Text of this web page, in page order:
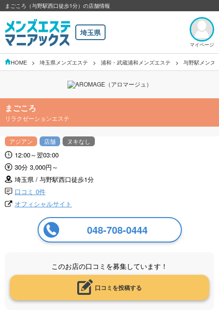
まごころ（与野駅西口徒歩1分）の店舗情報
埼玉県
マイページ
HOME 埼玉県メンズエステ 浦和・武蔵浦和メンズエステ 与野駅メンズ
まごころ
リラクゼーションエステ
アジアン 店舗 ヌキなし
12:00～翌03:00
30分 3,000円～
埼玉県 / 与野駅西口徒歩1分
口コミ 0件
オフィシャルサイト
048-708-0444
このお店の口コミを募集しています！
口コミを投稿する